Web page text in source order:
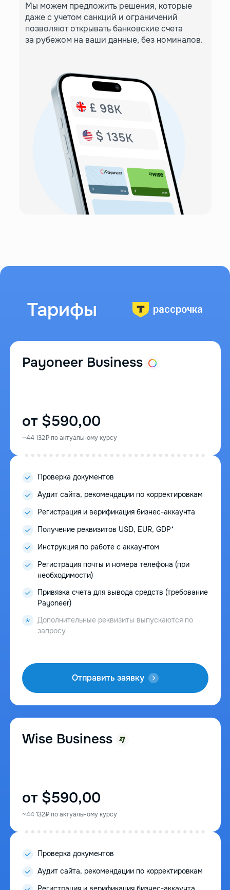
Мы можем предложить решения, которые
даже с учетом санкций и ограничений
позволяют открывать банковские счета
за рубежом на ваши данные, без номиналов.
Тарифы рассрочка
Payoneer Business
от $590,00
~44 132₽ по актуальному курсу
Проверка документов
Аудит сайта, рекомендации по корректировкам
Регистрация и верификация бизнес-аккаунта
Получение реквизитов USD, EUR, GDP*
Инструкция по работе с аккаунтом
Регистрация почты и номера телефона (при
необходимости)
Привязка счета для вывода средств (требование
Payoneer)
Дополнительные реквизиты выпускаются по
запросу
Отправить заявку
Wise Business
от $590,00
~44 132₽ по актуальному курсу
Проверка документов
Аудит сайта, рекомендации по корректировкам